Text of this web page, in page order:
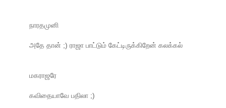
நாரதமுனி
அதே தான் ;) ராஜா பாட்டும் கேட்டிருக்கிறேன் கலக்கல்
மகராஜரே
கவிதையாவே பதிலா ;)